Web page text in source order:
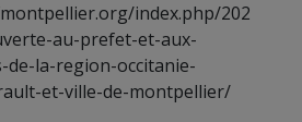
index.php/202
au-prefet-et-aux-
la-region-occitanie-
et-ville-de-montpellier/